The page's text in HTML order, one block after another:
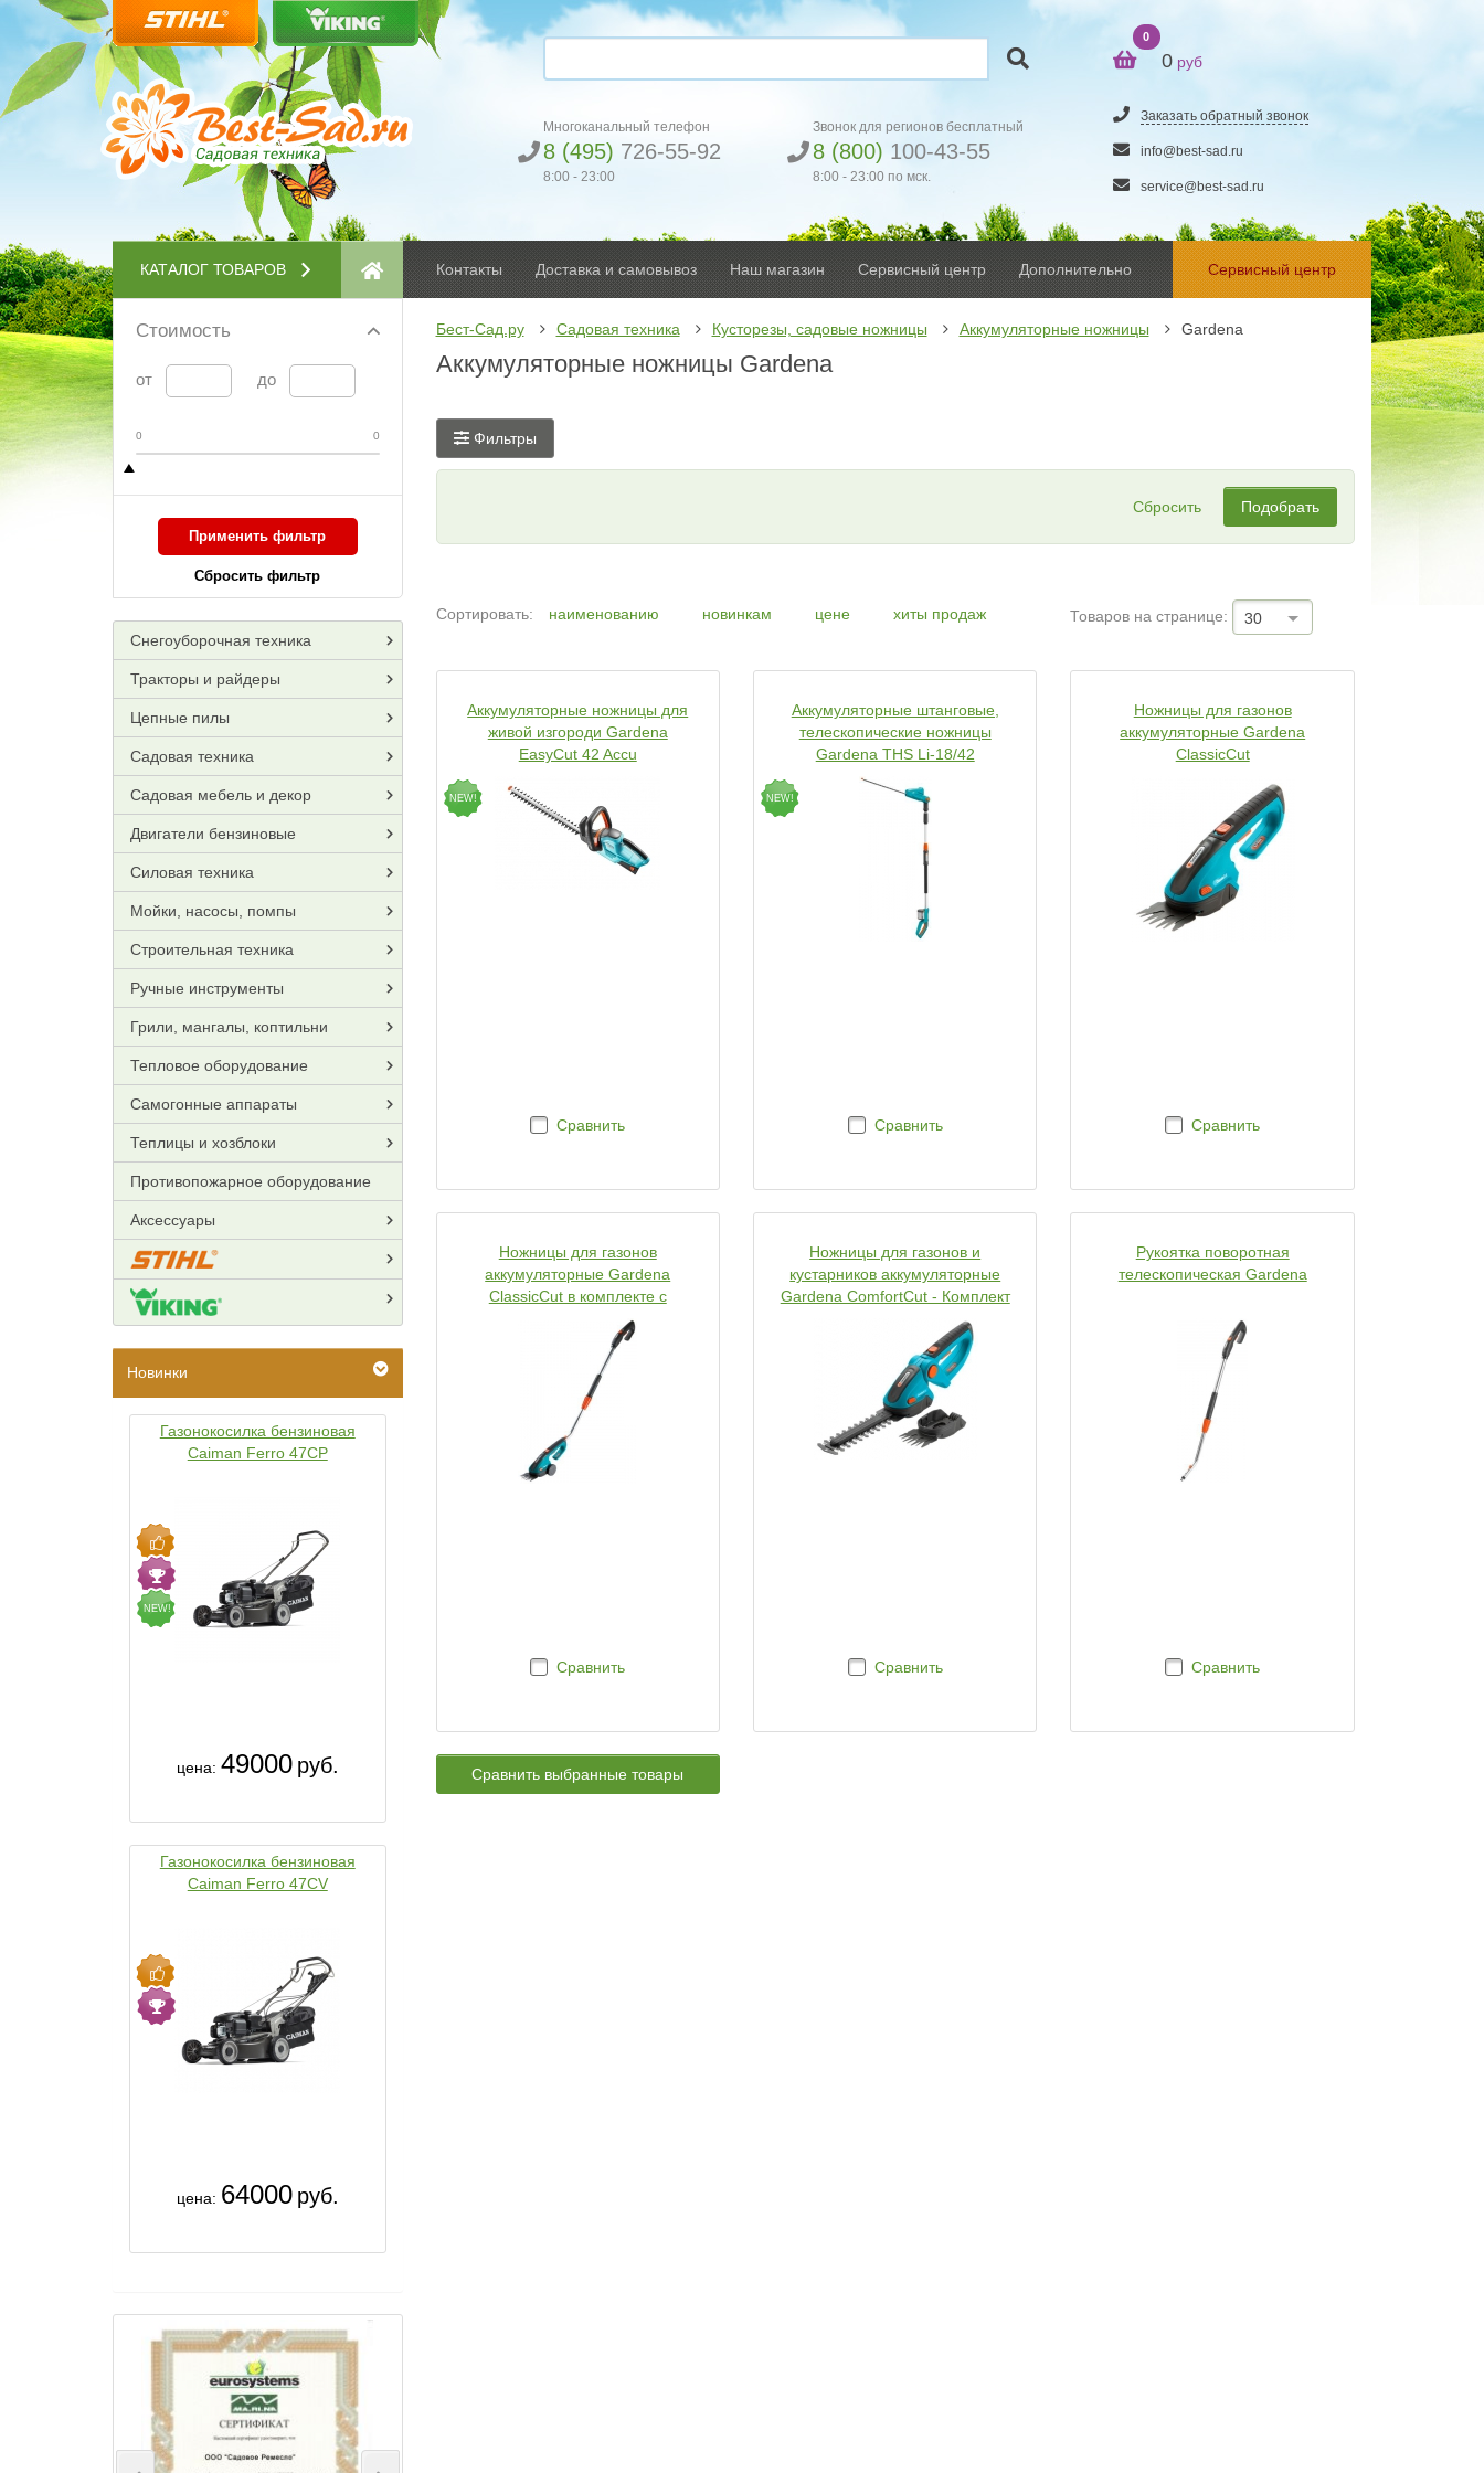
Многоканальный телефон
8 (495) 726-55-92
8:00 - 23:00
Звонок для регионов бесплатный
8 (800) 100-43-55
8:00 - 23:00 по мск.
0
0 руб
Заказать обратный звонок
info@best-sad.ru
service@best-sad.ru
КАТАЛОГ ТОВАРОВ Контакты Доставка и самовывоз Наш магазин Сервисный центр Дополнительно Сервисный центр
Стоимость
от до
0 0
Применить фильтр
Сбросить фильтр
Снегоуборочная техника
Тракторы и райдеры
Цепные пилы
Садовая техника
Садовая мебель и декор
Двигатели бензиновые
Силовая техника
Мойки, насосы, помпы
Строительная техника
Ручные инструменты
Грили, мангалы, коптильни
Тепловое оборудование
Самогонные аппараты
Теплицы и хозблоки
Противопожарное оборудование
Аксессуары
Новинки
Газонокосилка бензиновая
Caiman Ferro 47CP
NEW!
цена: 49000 руб.
Газонокосилка бензиновая
Caiman Ferro 47CV
цена: 64000 руб.
Бест-Сад.ру Садовая техника Кусторезы, садовые ножницы Аккумуляторные ножницы Gardena
Аккумуляторные ножницы Gardena
Фильтры
Сбросить Подобрать
Сортировать: наименованию новинкам цене хиты продаж Товаров на странице: 30
Аккумуляторные ножницы для
живой изгороди Gardena
EasyCut 42 Accu
NEW!
Сравнить
Аккумуляторные штанговые,
телескопические ножницы
Gardena THS Li-18/42
NEW!
Сравнить
Ножницы для газонов
аккумуляторные Gardena
ClassicCut
Сравнить
Ножницы для газонов
аккумуляторные Gardena
ClassicCut в комплекте с
телескопической рукояткой
Сравнить
Ножницы для газонов и
кустарников аккумуляторные
Gardena ComfortCut - Комплект
Сравнить
Рукоятка поворотная
телескопическая Gardena
Сравнить
Сравнить выбранные товары